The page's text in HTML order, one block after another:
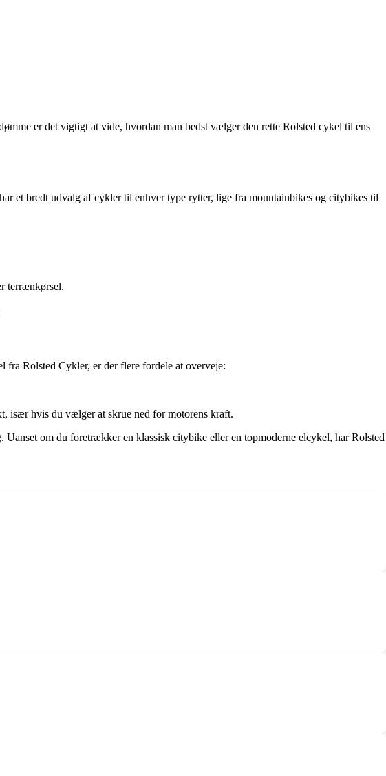
er det vigtigt at vide, hvordan man bedst vælger den rette Rolsted cykel til ens
et bredt udvalg af cykler til enhver type rytter, lige fra mountainbikes og citybikes til
terrænkørsel.
Rolsted Cykler, er der flere fordele at overveje:
især hvis du vælger at skrue ned for motorens kraft.
om du foretrækker en klassisk citybike eller en topmoderne elcykel, har Rolsted